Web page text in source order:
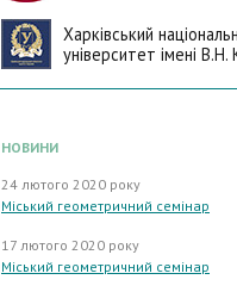
Харківський
університет імені В.Н.
НОВИНИ
24 лютого 2020 року
Міський геометричний семінар
17 лютого 2020 року
Міський геометричний семінар